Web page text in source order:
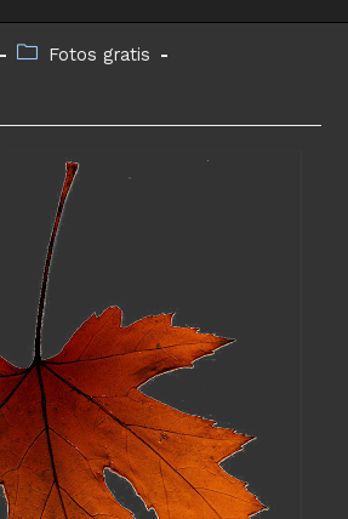
Categoría
entrada:
Fotos gratis